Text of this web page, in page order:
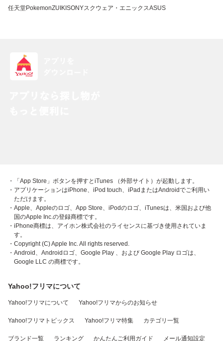
任天堂PokemonZUIKI SONYスクウェア・エニックスASUS
・「App Store」ボタンを押すとiTunes （外部サイト）が起動します。
・アプリケーションはiPhone、iPod touch、iPadまたはAndroidでご利用い
ただけます。
・Apple、Appleのロゴ、App Store、iPodのロゴ、iTunesは、米国および他
国のApple Inc.の登録商標です。
・iPhone商標は、アイホン株式会社のライセンスに基づき使用されていま
す。
・Copyright (C) Apple Inc. All rights reserved.
・Android、Androidロゴ、Google Play 、および Google Play ロゴは、
Google LLC の商標です。
Yahoo!フリマについて
Yahoo!フリマについて Yahoo!フリマからのお知らせ
Yahoo!フリマトピックス Yahoo!フリマ特集 カテゴリ一覧
ブランド一覧 ランキング かんたんご利用ガイド メール通知設定